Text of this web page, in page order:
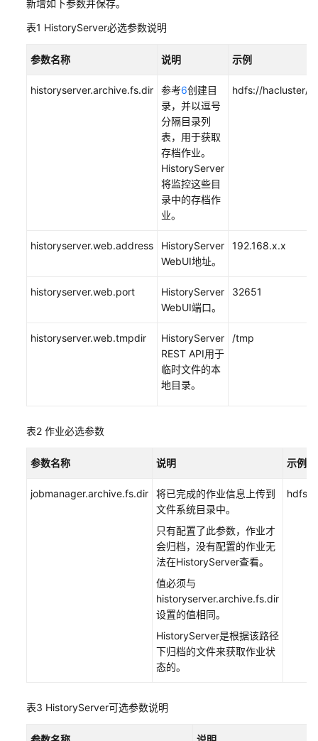
准
Catalog
接
创
作
Jar
业
管
新增如下参数并保存。
表1 HistoryServer必选参数说明
参数名称 说明 示例
historyserver.archive.fs.dir 参考6创建目
录，并以逗号
分隔目录列
表，用于获取
存档作业。
HistoryServer
将监控这些目
录中的存档作
业。
hdfs://hacluster/
historyserver.web.address
HistoryServer
WebUI地址。
192.168.x.x
historyserver.web.port
HistoryServer
WebUI端口。
32651
historyserver.web.tmpdir
HistoryServer
REST API用于
临时文件的本
地目录。
/tmp
表2 作业必选参数
参数名称 说明 示例
jobmanager.archive.fs.dir
将已完成的作业信息上传到
文件系统目录中。
只有配置了此参数，作业才
会归档，没有配置的作业无
法在HistoryServer查看。
值必须与
historyserver.archive.fs.dir
设置的值相同。
HistoryServer是根据该路径
下归档的文件来获取作业状
态的。
表3 HistoryServer可选参数说明